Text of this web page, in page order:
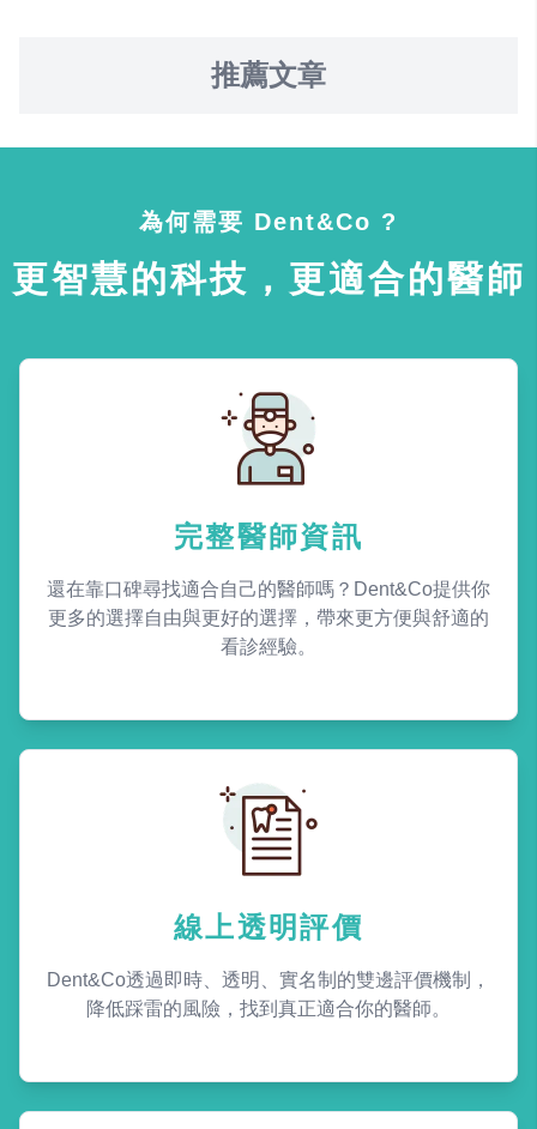
推薦文章
為何需要 Dent&Co ?
更智慧的科技，更適合的醫師
完整醫師資訊
還在靠口碑尋找適合自己的醫師嗎？Dent&Co提供你
更多的選擇自由與更好的選擇，帶來更方便與舒適的
看診經驗。
線上透明評價
Dent&Co透過即時、透明、實名制的雙邊評價機制，
降低踩雷的風險，找到真正適合你的醫師。